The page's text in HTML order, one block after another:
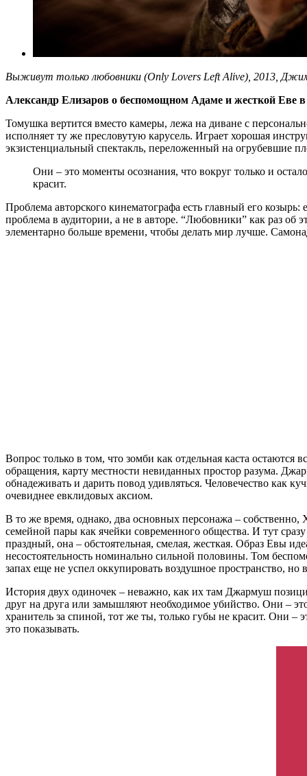
Выживут только любовники (Only Lovers Left Alive), 2013,
Александр Елизаров о беспомощном Адаме и жесткой Еве
Томушка вертится вместо камеры, лежа на диване с
исполняет ту же пресловутую карусель. Играет хорошая
экзистенциальный спектакль, переложенный на огрубевшие
Они – это моменты осознания, что вокруг только и
красит.
Проблема авторского кинематографа есть главный его
проблема в аудитории, а не в авторе. “Любовники” как раз
элементарно больше времени, чтобы делать мир лучше.
Вопрос только в том, что зомби как отдельная каста
обращения, карту местности невиданных простор разума.
обнадеживать и дарить повод удивляться. Человечество как
очевиднее евклидовых аксиом.
В то же время, однако, два основных персонажа –
семейной пары как ячейки современного общества. И тут
праздный, она – обстоятельная, смелая, жесткая. Образ Евы
несостоятельность номинально сильной половины. Том
запах еще не успел оккупировать воздушное пространство,
История двух одиночек – неважно, как их там Джармуш
друг на друга или замышляют необходимое убийство. Они –
хранитель за спиной, тот же ты, только губы не красит. Они –
это показывать.